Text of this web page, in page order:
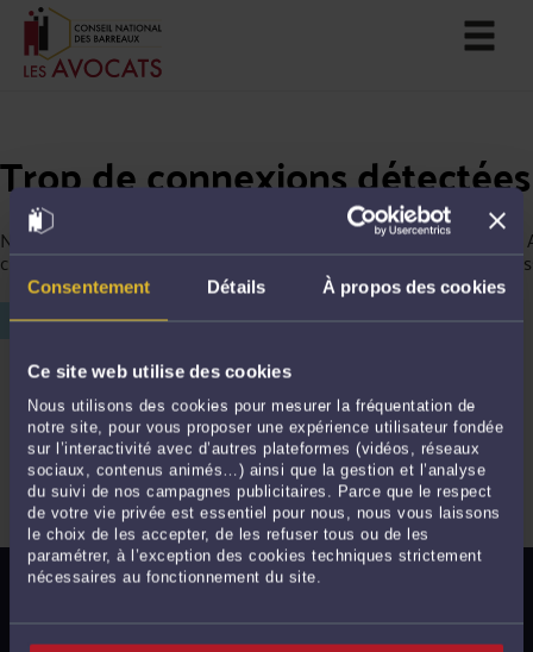
Consentement Détails À propos des cookies
Ce site web utilise des cookies
Nous utilisons des cookies pour mesurer la fréquentation de
notre site, pour vous proposer une expérience utilisateur fondée
sur l’interactivité avec d’autres plateformes (vidéos, réseaux
sociaux, contenus animés…) ainsi que la gestion et l’analyse
du suivi de nos campagnes publicitaires. Parce que le respect
de votre vie privée est essentiel pour nous, nous vous laissons
le choix de les accepter, de les refuser tous ou de les
paramétrer, à l’exception des cookies techniques strictement
nécessaires au fonctionnement du site.
Trop de connexions détectées
Nous avons détecté trop de connexions depuis votre
continuer votre navigation, merci de saisir le chiffre affiché ci-
POLITIQUE DE CONFIDENTIALITÉ